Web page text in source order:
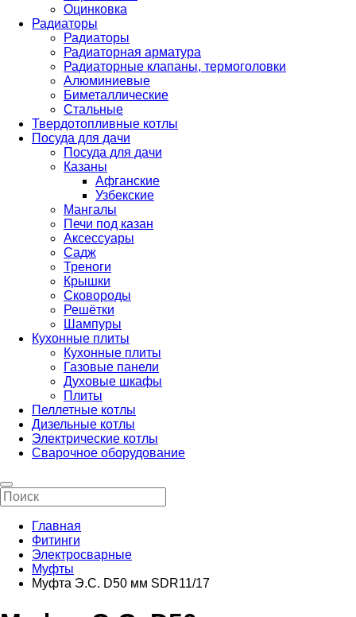
Оцинковка
Радиаторы
Радиаторы
Радиаторная арматура
Радиаторные клапаны, термоголовки
Алюминиевые
Биметаллические
Стальные
Твердотопливные котлы
Посуда для дачи
Посуда для дачи
Казаны
Афганские
Узбекские
Мангалы
Печи под казан
Аксессуары
Садж
Треноги
Крышки
Сковороды
Решётки
Шампуры
Кухонные плиты
Кухонные плиты
Газовые панели
Духовые шкафы
Плиты
Пеллетные котлы
Дизельные котлы
Электрические котлы
Сварочное оборудование
Главная
Фитинги
Электросварные
Муфты
Муфта Э.С. D50 мм SDR11/17